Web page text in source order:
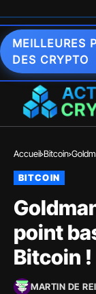
MEILLEURES
DES CRYPTO
Accueil Bitcoin
BITCOIN
point
Bitcoin !
MARTIN DE